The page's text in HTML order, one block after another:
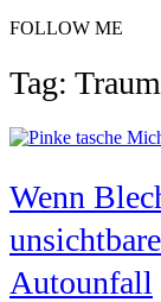
FOLLOW ME
Tag:
Wenn
Autounfall